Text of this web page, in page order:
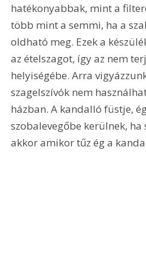
hatékonyabbak, mint a
több mint a semmi, ha a
oldható meg. Ezek a
az ételszagot, így az nem
helyiségébe. Arra
szagelszívók nem
házban. A kandalló füstje,
szobalevegőbe kerülnek,
akkor amikor tűz ég a